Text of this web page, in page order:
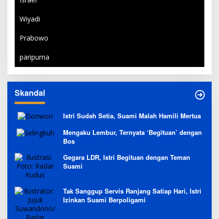
Wiyadi
Prabowo
paripurna
Skandal
Istri Sudah Setia, Suami Malah Hamili Mertua
Mengaku Lembur, Ternyata ‘Begituan’ dengan
Bos
Gegara LDR, Istri Begituan dengan Teman
Suami
Tak Sanggup Servis Ranjang Satiap Hari, Istri
Izinkan Suami Berpoligami